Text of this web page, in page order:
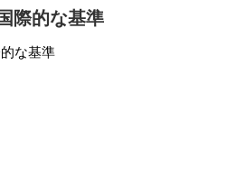
際的な基準